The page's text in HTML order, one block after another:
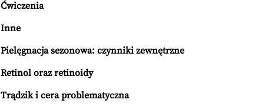
Ćwiczenia
Inne
Pielęgnacja sezonowa: czynniki zewnętrzne
Retinol oraz retinoidy
Trądzik i cera problematyczna